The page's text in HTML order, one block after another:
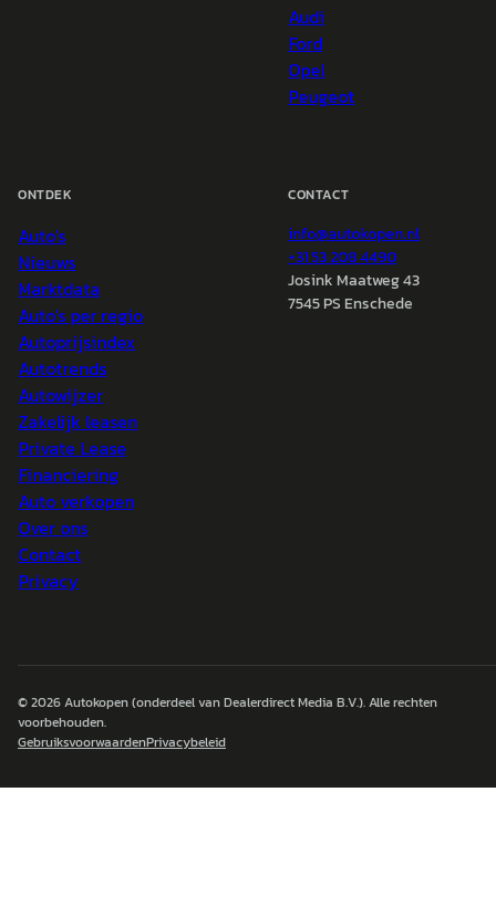
Audi
Ford
Opel
Peugeot
ONTDEK
Auto's
Nieuws
Marktdata
Auto's per regio
Autoprijsindex
Autotrends
Autowijzer
Zakelijk leasen
Private Lease
Financiering
Auto verkopen
Over ons
Contact
Privacy
CONTACT
info@autokopen.nl
+31 53 208 4490
Josink Maatweg 43
7545 PS Enschede
© 2026Autokopen(onderdeel van Dealerdirect Media B.V.). Alle rechten
voorbehouden.
GebruiksvoorwaardenPrivacybeleid